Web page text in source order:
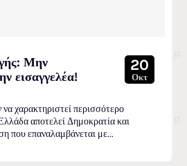
Μην
εισαγγελέα!
20
Οκτ
χαρακτηριστεί περισσότερο
αποτελεί Δημοκρατία και
που επαναλαμβάνεται με...